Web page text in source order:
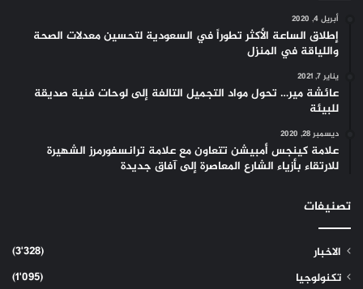
أبريل 4, 2020
إطلاق الساعة الأكثر تطوراً في السعودية لتحسين معدلات الصحة
واللياقة في المنزل
يناير 7, 2021
عائشة مير… تحول مواد التجميل التالفة إلى لوحات فنية صديقة
للبيئة
ديسمبر 28, 2020
علامة كينجس أمبيشن تتعاون مع علامة ترانسفورمرز الشهيرة
للارتقاء بأزياء الشارع المعاصرة إلى آفاق جديدة
تصنيفات
الاخبار
(3٬328)
تكنولوجيا
(1٬095)